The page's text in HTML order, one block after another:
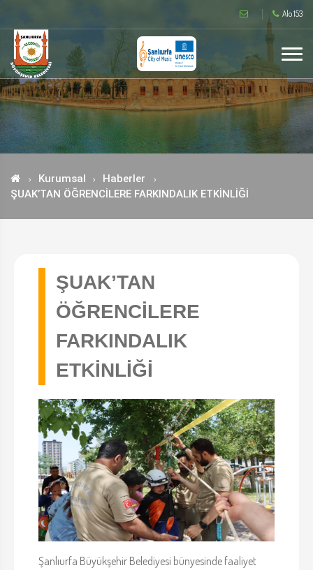
Alo 153
Kurumsal
Haberler
ŞUAK’TAN ÖĞRENCİLERE FARKINDALIK ETKİNLİĞİ
ŞUAK’TAN
ÖĞRENCİLERE
FARKINDALIK
ETKİNLİĞİ
Şanlıurfa Büyükşehir Belediyesi bünyesinde faaliyet